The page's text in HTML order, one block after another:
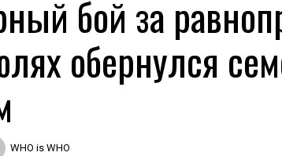
бой за
обернулся
WHO is WHO